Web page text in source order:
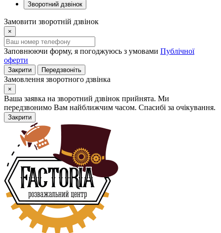
Зворотний дзвінок
Замовити зворотній дзвінок
×
Заповнюючи форму, я погоджуюсь з умовами Публічної
оферти
Закрити Передзвоніть
Замовлення зворотного дзвінка
×
Ваша заявка на зворотний дзвінок прийнята. Ми
передзвонимо Вам найближчим часом. Спасибі за очікування.
Закрити